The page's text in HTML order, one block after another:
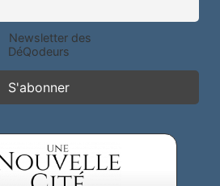
Newsletter des
DéQodeurs